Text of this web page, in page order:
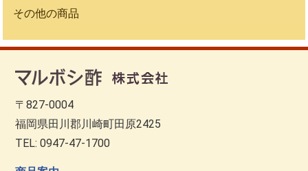
その他の商品
〒827-0004
福岡県田川郡川崎町田原2425
TEL: 0947-47-1700